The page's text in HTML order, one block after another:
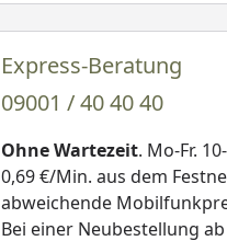
Express-Beratung
09001 / 40 40 40
Ohne Wartezeit. Mo-Fr.
0,69 €/Min. aus dem
abweichende
Bei einer Neubestellung ab